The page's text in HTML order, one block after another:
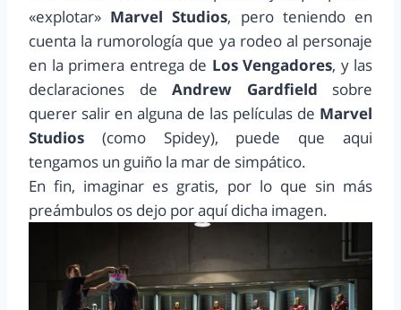
«explotar» Marvel Studios, pero teniendo en
cuenta la rumorología que ya rodeo al personaje
en la primera entrega de Los Vengadores, y las
declaraciones de Andrew Gardfield sobre
querer salir en alguna de las películas de Marvel
Studios (como Spidey), puede que aqui
tengamos un guiño la mar de simpático.
En fin, imaginar es gratis, por lo que sin más
preámbulos os dejo por aquí dicha imagen.